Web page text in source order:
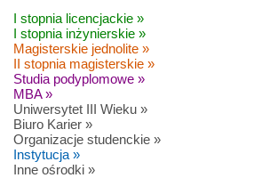
I stopnia licencjackie »
I stopnia inżynierskie »
Magisterskie jednolite »
II stopnia magisterskie »
Studia podyplomowe »
MBA »
Uniwersytet III Wieku »
Biuro Karier »
Organizacje studenckie »
Instytucja »
Inne ośrodki »